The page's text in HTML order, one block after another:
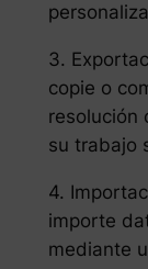
3.
copie o
resolución
su trabajo
4.
importe
mediante